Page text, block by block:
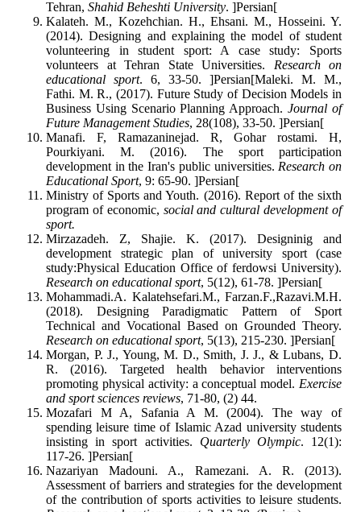
Tehran, Shahid Beheshti University. ]Persian[
Kalateh. M., Kozehchian. H., Ehsani. M., Hosseini. Y.
(2014). Designing and explaining the model of student
volunteering in student sport: A case study: Sports
volunteers at Tehran State Universities. Research on
educational sport. 6, 33-50. ]Persian[Maleki. M. M.,
Fathi. M. R., (2017). Future Study of Decision Models in
Business Using Scenario Planning Approach.Journal of
Future Management Studies, 28(108), 33-50. ]Persian[
Manafi. F, Ramazaninejad. R, Gohar rostami. H,
Pourkiyani. M. (2016). The sport participation
development in the Iran's public universities. Research on
Educational Sport, 9: 65-90. ]Persian[
Ministry of Sports and Youth. (2016). Report of the sixth
program of economic, social and cultural development of
sport.
Mirzazadeh. Z, Shajie. K. (2017). Designinig and
development strategic plan of university sport (case
study:Physical Education Office of ferdowsi University).
Research on educational sport, 5(12), 61-78. ]Persian[
Mohammadi.A. Kalatehsefari.M., Farzan.F.,Razavi.M.H.
(2018). Designing Paradigmatic Pattern of Sport
Technical and Vocational Based on Grounded Theory.
Research on educational sport, 5(13), 215-230. ]Persian[
Morgan, P. J., Young, M. D., Smith, J. J., & Lubans, D.
R. (2016). Targeted health behavior interventions
promoting physical activity: a conceptual model. Exercise
and sport sciences reviews, 71-80, (2) 44.
Mozafari M A, Safania A M. (2004). The way of
spending leisure time of Islamic Azad university students
insisting in sport activities. Quarterly Olympic. 12(1):
117-26. ]Persian[
Nazariyan Madouni. A., Ramezani. A. R. (2013).
Assessment of barriers and strategies for the development
of the contribution of sports activities to leisure students.